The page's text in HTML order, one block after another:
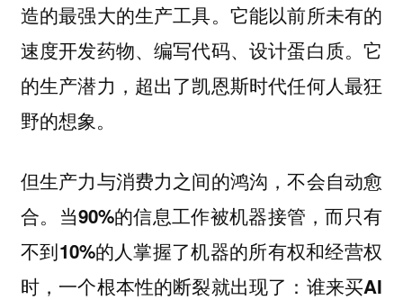
造的最强大的生产工具。它能以前所未有的
速度开发药物、编写代码、设计蛋白质。它
的生产潜力，超出了凯恩斯时代任何人最狂
野的想象。
但生产力与消费力之间的鸿沟，不会自动愈
合。 当90%的信息工作被机器接管，而只有
不到10%的人掌握了机器的所有权和经营权
时，一个根本性的断裂就出现了：谁来买AI